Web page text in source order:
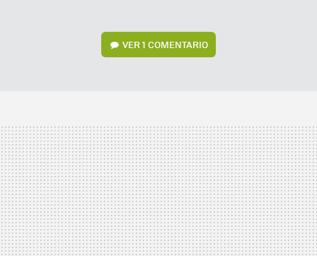
VER1 COMENTARIO